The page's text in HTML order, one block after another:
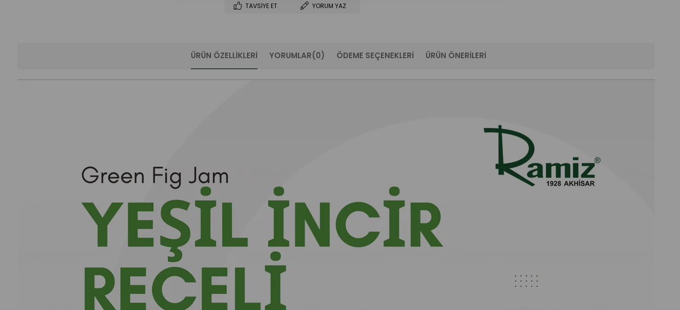
TAVSIYE ET YORUM YAZ
ÜRÜN ÖZELLIKLERI YORUMLAR(0) ÖDEME SEÇENEKLERI ÜRÜN ÖNERILERI